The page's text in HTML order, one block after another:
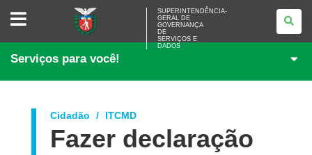
SUPERINTENDÊNCIA-
<BR>GOVERNANÇA
SERVIÇOS
DADOS
SUPERINTENDÊNCIA-
GERAL DE
GOVERNANÇA
DE
SERVIÇOS E
DADOS
Serviços para você!
Cidadão ITCMD
Fazer declaração